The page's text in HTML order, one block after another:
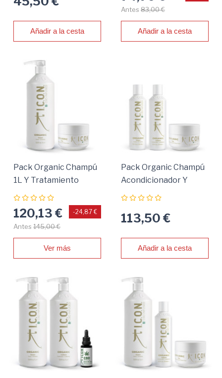
Añadir a la cesta
Antes 83,00 €
Añadir a la cesta
Pack Organic Champú
1L Y Tratamiento
120,13 €
Antes 145,00 €
-24,87 €
Ver más
Pack Organic Champú
Acondicionador Y
Tratamiento
113,50 €
Añadir a la cesta